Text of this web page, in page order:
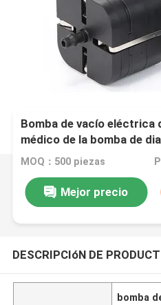
Bomba de vacío eléctrica
médico de la bomba de
12V 24V DC pequeña
MOQ：500 piezas
Mejor precio
DESCRIPCIóN DE
bomba